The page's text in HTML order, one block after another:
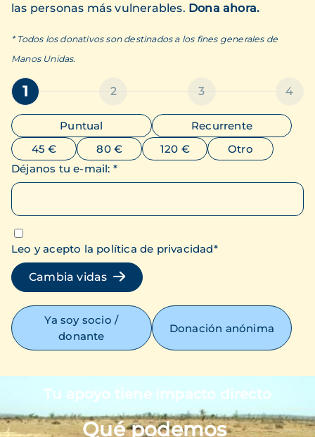
las personas más vulnerables. Dona ahora.
* Todos los donativos son destinados a los fines generales de
Manos Unidas.
1 2 3 4
Puntual
Recurrente
45 €
80 € 120 €
Otro
Déjanos tu e-mail: *
Leo y acepto la política de privacidad*
Cambia vidas
Ya soy socio /
donante
Donación anónima
Tu apoyo tiene impacto directo
Qué podemos